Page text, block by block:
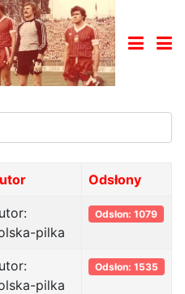
Odsłony
pilka
Odsłon: 1079
pilka
Odsłon: 1535